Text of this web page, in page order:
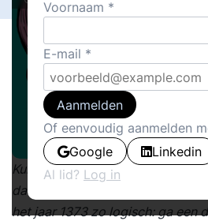
Kunt u zich voorstellen dat er
dachten dat de zon om de aarde
het jaar 1373 zo logisch: ga een
Voornaam
E-mail
Aanmelden
Of eenvoudig aanmelden
Google
Linkedin
Al lid? Log in